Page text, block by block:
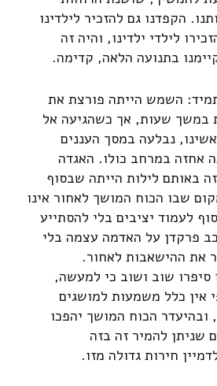
הקפדנו גם להזכיר לילדינו
לילדי ילדינו, והיה זה
בתנועה הלאה, קדימה.
השמש הייתה פורצת את
במשך שעות, אך כשהגיעה אל
נבלעה במסך העננים
אחזה במרחב כולו. האגדה
באותם לילות הייתה שבסוף
שבו הכוח המושך לאחור אינו
לעמוד יציבים בלי להסתייע
פרקדן על האדמה עצמה בלי
את ההישאבות לאחור.
סיפרו שוב ושוב כי למעשה,
אין כלל משמעות למושגים
הכוח המושך יהפכו
שניתן להמיר זה בזה
חירות גדולה מזו.